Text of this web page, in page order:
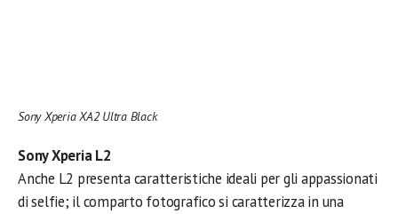
Sony Xperia XA2 Ultra Black
Sony Xperia L2
Anche L2 presenta caratteristiche ideali per gli appassionati
di selfie; il comparto fotografico si caratterizza in una